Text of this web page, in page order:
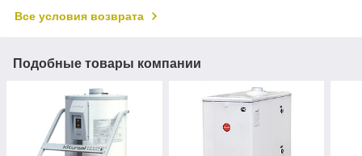
Все условия возврата
Подобные товары компании